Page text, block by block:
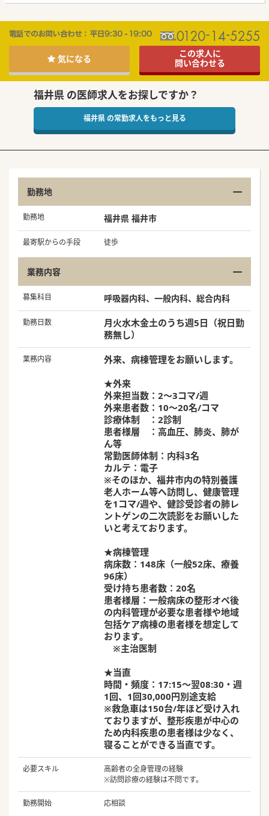
気になる
この求人に
問い合わせる
福井県 の医師求人をお探しですか？
福井県 の常勤求人をもっと見る
勤務地
勤務地 福井県 福井市
最寄駅からの手段 徒歩
業務内容
募集科目 呼吸器内科、一般内科、総合内科
勤務日数
月火水木金土のうち週5日（祝日勤
務無し）
業務内容
外来、病棟管理をお願いします。
★外来
外来担当数：2～3コマ/週
外来患者数：10～20名/コマ
診療体制 ：2診制
患者様層 ：高血圧、肺炎、肺が
ん等
常勤医師体制：内科3名
カルテ：電子
※そのほか、福井市内の特別養護
老人ホーム等へ訪問し、健康管理
を1コマ/週や、健診受診者の肺レ
ントゲンの二次読影をお願いした
いと考えております。
★病棟管理
病床数：148床（一般52床、療養
96床）
受け持ち患者数：20名
患者様層：一般病床の整形オペ後
の内科管理が必要な患者様や地域
包括ケア病棟の患者様を想定して
おります。
※主治医制
★当直
時間・頻度：17:15～翌08:30・週
1回、1回30,000円別途支給
※救急車は150台/年ほど受け入れ
ておりますが、整形疾患が中心の
ため内科疾患の患者様は少なく、
寝ることができる当直です。
必要スキル
高齢者の全身管理の経験
※訪問診療の経験は不問です。
勤務開始 応相談